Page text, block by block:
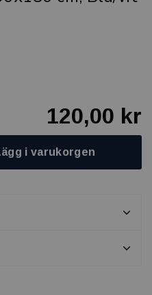
120,00 kr
i varukorgen